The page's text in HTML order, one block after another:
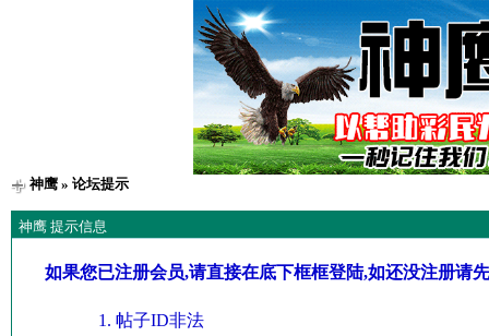
神鹰» 论坛提示
神鹰 提示信息
如果您已注册会员,请直接在底下框框登陆,如还没注册请
帖子ID非法